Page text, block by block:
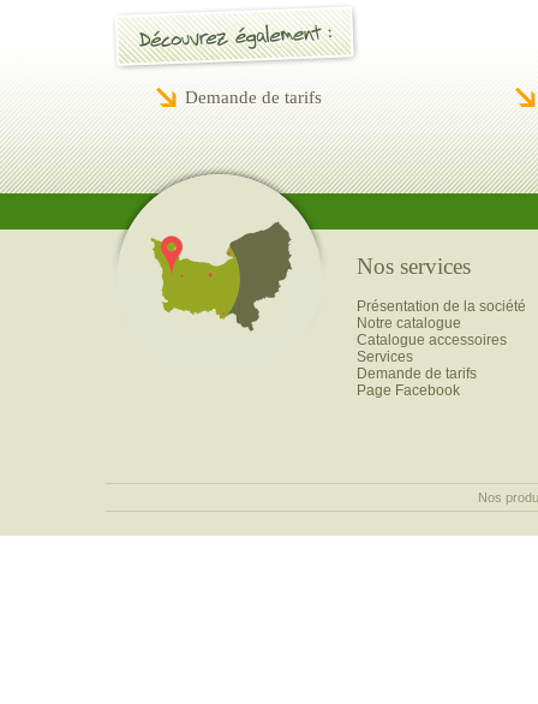
Demande de tarifs
Nos services
Présentation de la société
Notre catalogue
Catalogue accessoires
Services
Demande de tarifs
Page Facebook
Nos